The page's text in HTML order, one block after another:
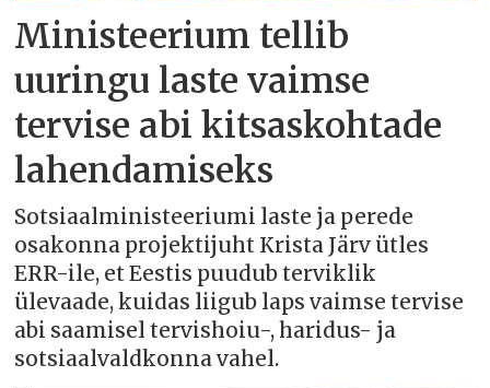
Ministeerium tellib
uuringu laste vaimse
tervise abi kitsaskohtade
lahendamiseks
Sotsiaalministeeriumi laste ja perede
osakonna projektijuht Krista Järv ütles
ERR-ile, et Eestis puudub terviklik
ülevaade, kuidas liigub laps vaimse tervise
abi saamisel tervishoiu-, haridus- ja
sotsiaalvaldkonna vahel.